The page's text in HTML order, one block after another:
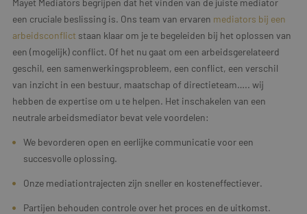
een cruciale beslissing is. Ons team van ervaren mediators bij een
arbeidsconflict staan klaar om je te begeleiden bij het oplossen van
een (mogelijk) conflict. Of het nu gaat om een arbeidsgerelateerd
geschil, een samenwerkingsprobleem, een conflict, een verschil
van inzicht in een bestuur, maatschap of directieteam….. wij
hebben de expertise om u te helpen. Het inschakelen van een
neutrale arbeidsmediator bevat vele voordelen:
We bevorderen open en eerlijke communicatie voor een
succesvolle oplossing.
Onze mediationtrajecten zijn sneller en kosteneffectiever.
Partijen behouden controle over het proces en de uitkomst.